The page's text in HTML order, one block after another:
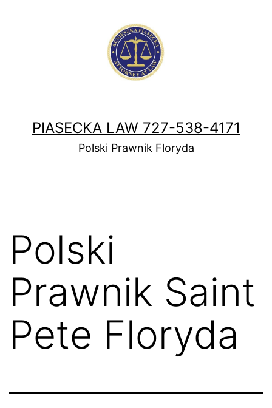
PIASECKA LAW 727-538-4171
Polski Prawnik Floryda
Polski
Prawnik Saint
Pete Floryda